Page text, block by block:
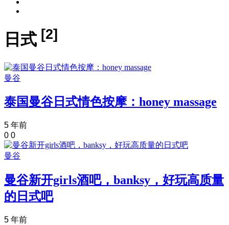
日式 [2]
曼谷
泰国曼谷日式情色按摩：honey massage
5 年前
0 0
曼谷
曼谷新开girls酒吧，banksy，好玩高质量
的日式吧
5 年前